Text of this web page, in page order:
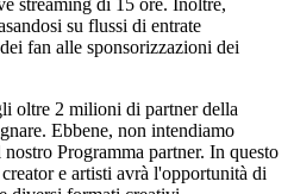
su flussi di entrate
fan alle sponsorizzazioni dei
oltre 2 milioni di partner della
Ebbene, non intendiamo
Programma partner. In questo
e artisti avrà l'opportunità di